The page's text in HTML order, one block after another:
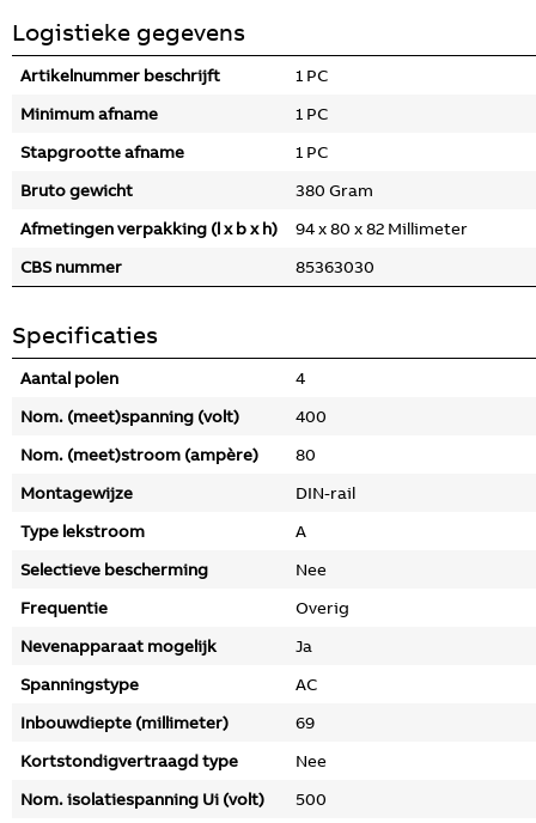
Logistieke gegevens
Artikelnummer beschrijft
1 PC
Minimum afname
1 PC
Stapgrootte afname
1 PC
Bruto gewicht
380 Gram
Afmetingen verpakking (l x b x h)
94 x 80 x 82 Millimeter
CBS nummer
85363030
Specificaties
Aantal polen
4
Nom. (meet)spanning (volt)
400
Nom. (meet)stroom (ampère)
80
Montagewijze
DIN-rail
Type lekstroom
A
Selectieve bescherming
Nee
Frequentie
Overig
Nevenapparaat mogelijk
Ja
Spanningstype
AC
Inbouwdiepte (millimeter)
69
Kortstondigvertraagd type
Nee
Nom. isolatiespanning Ui (volt)
500